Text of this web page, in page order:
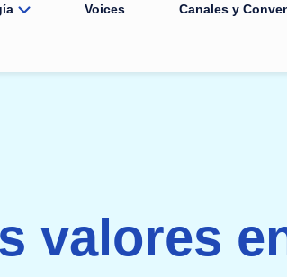
Voices Canales y
valores